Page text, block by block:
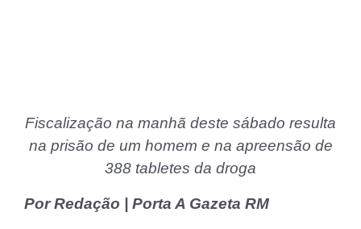
Fiscalização na manhã deste sábado resulta
na prisão de um homem e na apreensão de
388 tabletes da droga
Por Redação | Porta A Gazeta RM